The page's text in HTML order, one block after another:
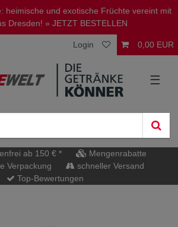
heimische und exotische Früchte vereint mit
Dresden! » JETZT BESTELLEN
Login 0,00 EUR
☰
ab 150 € *
Mengenrabatte
Verpackung
schneller Versand
Top-Bewertungen